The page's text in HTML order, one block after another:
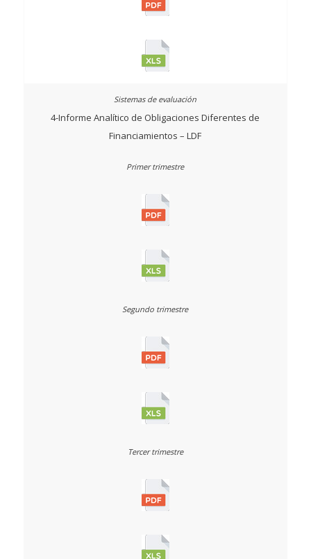
4-Informe Analítico de Obligaciones Diferentes de
Financiamientos – LDF